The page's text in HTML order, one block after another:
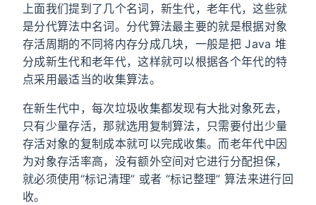
上面我们提到了几个名词，新生代，老年代，这些就
是分代算法中名词。分代算法最主要的就是根据对象
存活周期的不同将内存分成几块，一般是把 Java 堆
分成新生代和老年代，这样就可以根据各个年代的特
点采用最适当的收集算法。
在新生代中，每次垃圾收集都发现有大批对象死去，
只有少量存活，那就选用复制算法，只需要付出少量
存活对象的复制成本就可以完成收集。而老年代中因
为对象存活率高，没有额外空间对它进行分配担保，
就必须使用“标记清理” 或者 “标记整理” 算法来进行回
收。